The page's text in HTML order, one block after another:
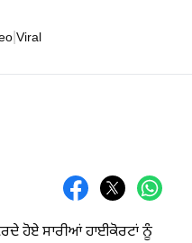
Viral
ਹੋਏ ਸਾਰੀਆਂ ਹਾਈਕੋਰਟਾਂ ਨੂੰ